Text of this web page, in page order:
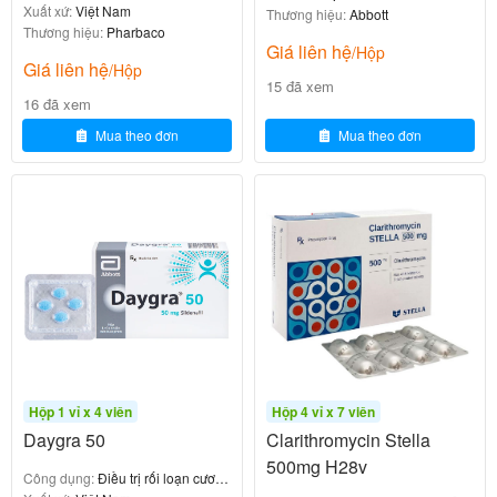
quả tại phổi, tai, xoang, da.
Chất chuyển hóa 14-hydroxy-clarithromycin tăng
cường tác dụng trên H.influenzae.
Sinh khả dụng 55%, hấp thu nhanh, thức ăn không
ảnh hưởng, bán hủy 3-7 giờ (tùy liều).
hơn, ổn định acid dạ dày và dùng 2 lần/ngày tiện lợi.
(Phần cơ chế chi tiết với sơ đồ ribosome, so sánh
macrolide thế hệ, dẫn chứng nghiên cứu lâm sàng
MIC, dược động học)
4. Công Dụng – Chỉ Định Của Thuốc Klacid
250mg
Xuất xứ:Việt Nam
Thương hiệu: Pharbaco
Giá liên hệ/Hộp
16 đã xem
Mua theo đơn
Thương hiệu:Abbott
Giá liên hệ/Hộp
15 đã xem
Mua theo đơn
Hộp 1 vỉ x 4 viên
Daygra 50
Công dụng:Điều trị rối loạn cương
Hộp 4 vỉ x 7 viên
Clarithromycin Stella
500mg H28v